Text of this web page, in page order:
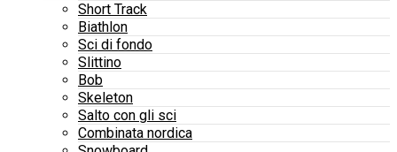
Short Track
Biathlon
Sci di fondo
Slittino
Bob
Skeleton
Salto con gli sci
Combinata nordica